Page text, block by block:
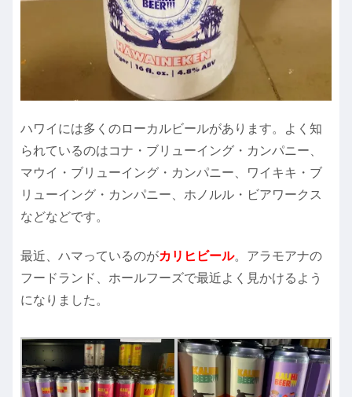
ハワイには多くのローカルビールがあります。よく知
られているのはコナ・ブリューイング・カンパニー、
マウイ・ブリューイング・カンパニー、ワイキキ・ブ
リューイング・カンパニー、ホノルル・ビアワークス
などなどです。
最近、ハマっているのがカリヒビール。アラモアナの
フードランド、ホールフーズで最近よく見かけるよう
になりました。